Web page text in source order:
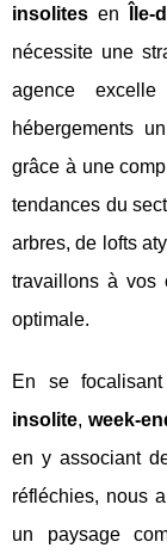
insolites en
nécessite une
agence
hébergements
grâce à une
tendances du
arbres, de lofts
travaillons à vos
optimale.
En se
insolite, week-
en y associant
réfléchies, nous
un paysage